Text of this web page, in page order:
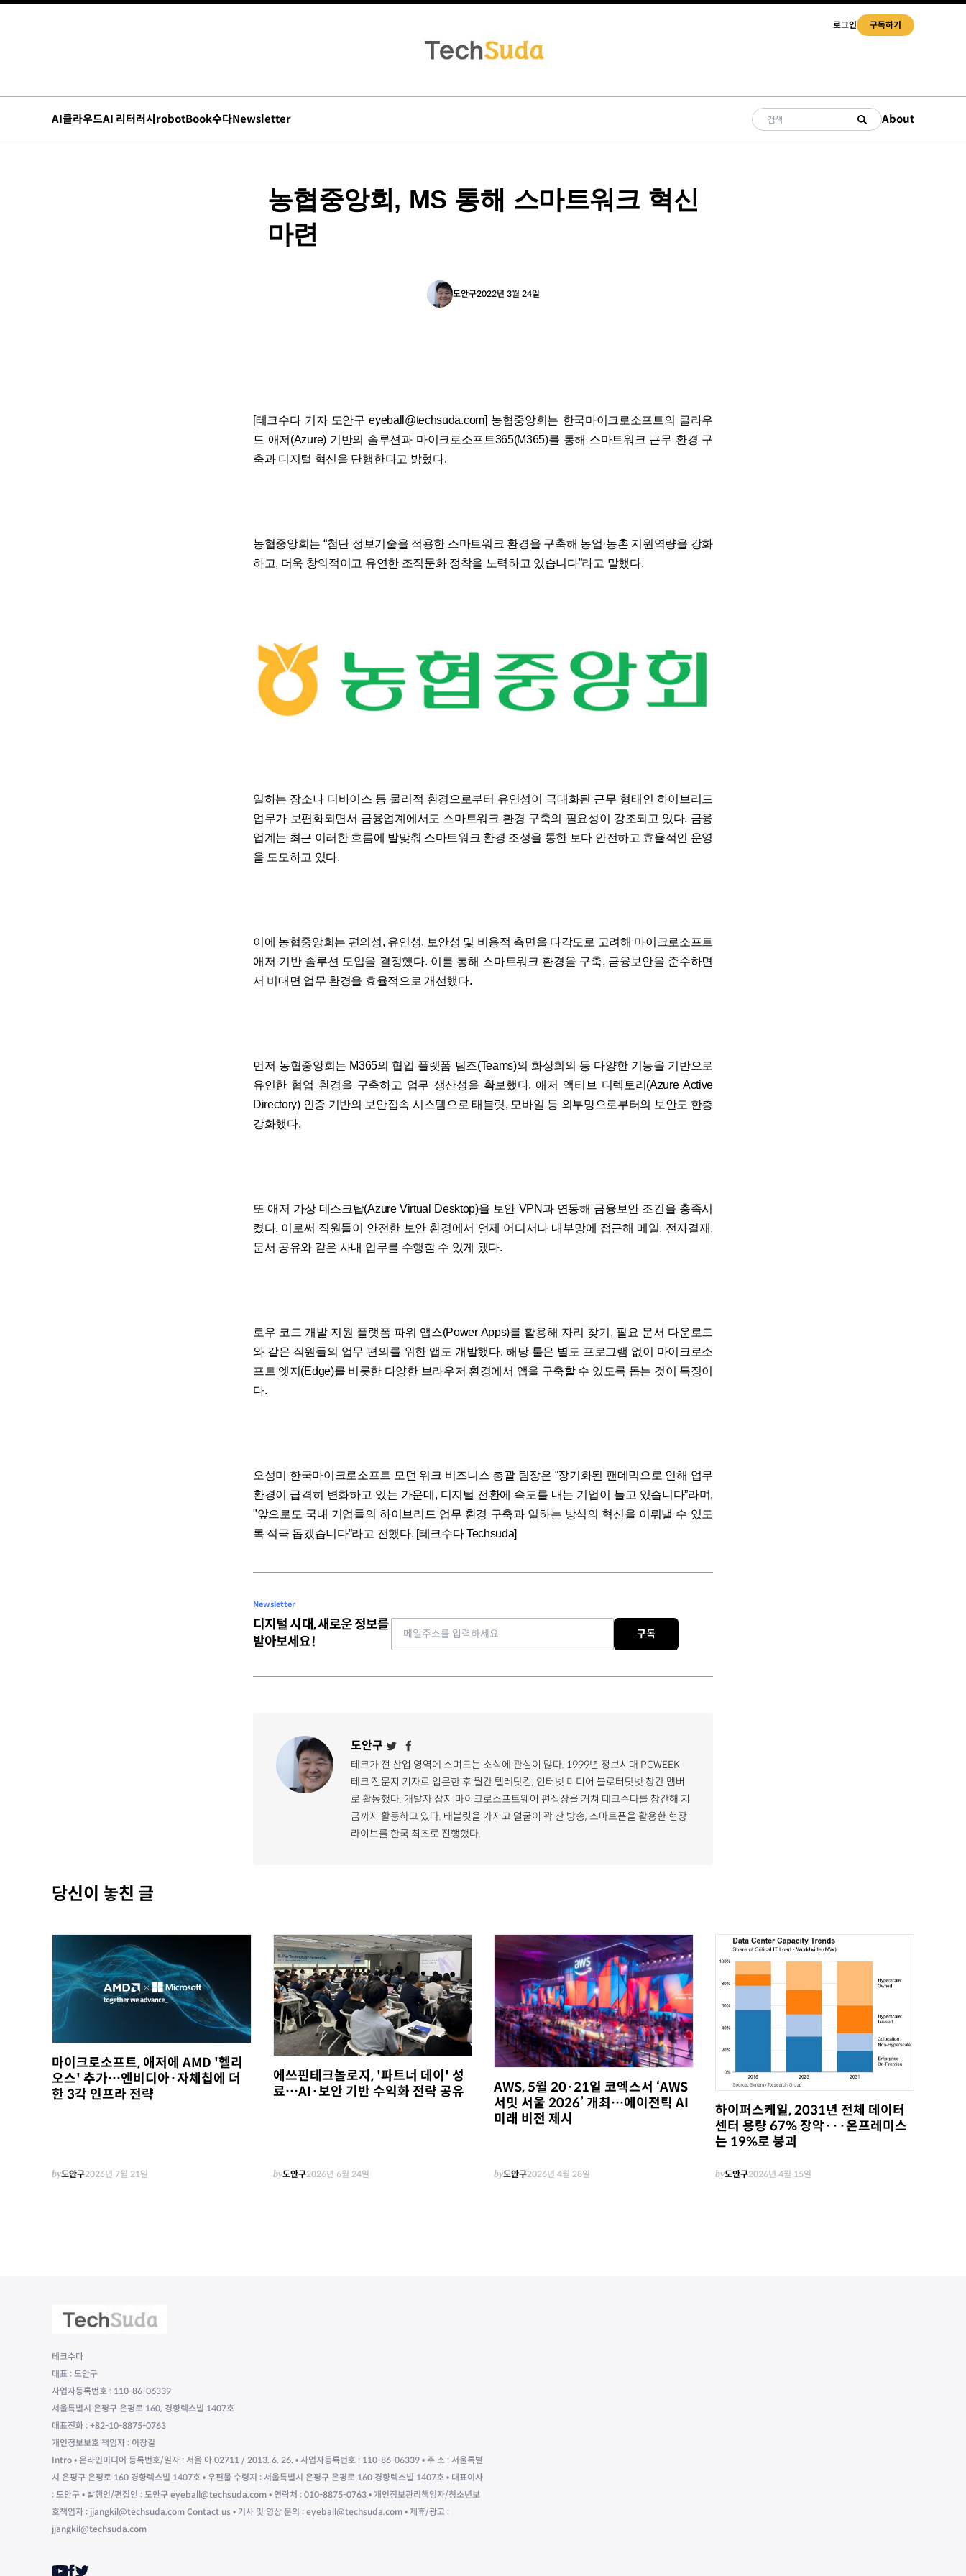
로그인 구독하기
AI클라우드AI 리터러시robotBook수다Newsletter About
농협중앙회, MS 통해 스마트워크 혁신
마련
도안구2022년 3월 24일
[테크수다 기자 도안구 eyeball@techsuda.com] 농협중앙회는 한국마이크로소프트의 클라우
드 애저(Azure) 기반의 솔루션과 마이크로소프트365(M365)를 통해 스마트워크 근무 환경 구
축과 디지털 혁신을 단행한다고 밝혔다.
농협중앙회는 “첨단 정보기술을 적용한 스마트워크 환경을 구축해 농업·농촌 지원역량을 강화
하고, 더욱 창의적이고 유연한 조직문화 정착을 노력하고 있습니다”라고 말했다.
일하는 장소나 디바이스 등 물리적 환경으로부터 유연성이 극대화된 근무 형태인 하이브리드
업무가 보편화되면서 금융업계에서도 스마트워크 환경 구축의 필요성이 강조되고 있다. 금융
업계는 최근 이러한 흐름에 발맞춰 스마트워크 환경 조성을 통한 보다 안전하고 효율적인 운영
을 도모하고 있다.
이에 농협중앙회는 편의성, 유연성, 보안성 및 비용적 측면을 다각도로 고려해 마이크로소프트
애저 기반 솔루션 도입을 결정했다. 이를 통해 스마트워크 환경을 구축, 금융보안을 준수하면
서 비대면 업무 환경을 효율적으로 개선했다.
먼저 농협중앙회는 M365의 협업 플랫폼 팀즈(Teams)의 화상회의 등 다양한 기능을 기반으로
유연한 협업 환경을 구축하고 업무 생산성을 확보했다. 애저 액티브 디렉토리(Azure Active
Directory) 인증 기반의 보안접속 시스템으로 태블릿, 모바일 등 외부망으로부터의 보안도 한층
강화했다.
또 애저 가상 데스크탑(Azure Virtual Desktop)을 보안 VPN과 연동해 금융보안 조건을 충족시
켰다. 이로써 직원들이 안전한 보안 환경에서 언제 어디서나 내부망에 접근해 메일, 전자결재,
문서 공유와 같은 사내 업무를 수행할 수 있게 됐다.
로우 코드 개발 지원 플랫폼 파워 앱스(Power Apps)를 활용해 자리 찾기, 필요 문서 다운로드
와 같은 직원들의 업무 편의를 위한 앱도 개발했다. 해당 툴은 별도 프로그램 없이 마이크로소
프트 엣지(Edge)를 비롯한 다양한 브라우저 환경에서 앱을 구축할 수 있도록 돕는 것이 특징이
다.
오성미 한국마이크로소프트 모던 워크 비즈니스 총괄 팀장은 “장기화된 팬데믹으로 인해 업무
환경이 급격히 변화하고 있는 가운데, 디지털 전환에 속도를 내는 기업이 늘고 있습니다”라며,
"앞으로도 국내 기업들의 하이브리드 업무 환경 구축과 일하는 방식의 혁신을 이뤄낼 수 있도
록 적극 돕겠습니다”라고 전했다. [테크수다 Techsuda]
Newsletter
디지털 시대, 새로운 정보를
받아보세요!
Email address
구독
도안구
테크가 전 산업 영역에 스며드는 소식에 관심이 많다. 1999년 정보시대 PCWEEK
테크 전문지 기자로 입문한 후 월간 텔레닷컴, 인터넷 미디어 블로터닷넷 창간 멤버
로 활동했다. 개발자 잡지 마이크로소프트웨어 편집장을 거쳐 테크수다를 창간해 지
금까지 활동하고 있다. 태블릿을 가지고 얼굴이 꽉 찬 방송, 스마트폰을 활용한 현장
라이브를 한국 최초로 진행했다.
당신이 놓친 글
마이크로소프트, 애저에 AMD '헬리
오스' 추가…엔비디아·자체칩에 더
한 3각 인프라 전략
by도안구2026년 7월 21일
에쓰핀테크놀로지, '파트너 데이' 성
료…AI·보안 기반 수익화 전략 공유
by도안구2026년 6월 24일
AWS, 5월 20·21일 코엑스서 ‘AWS
서밋 서울 2026’ 개최…에이전틱 AI
미래 비전 제시
by도안구2026년 4월 28일
하이퍼스케일, 2031년 전체 데이터
센터 용량 67% 장악···온프레미스
는 19%로 붕괴
by도안구2026년 4월 15일
테크수다
대표 : 도안구
사업자등록번호 : 110-86-06339
서울특별시 은평구 은평로 160, 경향렉스빌 1407호
대표전화 : +82-10-8875-0763
개인정보보호 책임자 : 이창길
Intro • 온라인미디어 등록번호/일자 : 서울 아 02711 / 2013. 6. 26. • 사업자등록번호 : 110-86-06339 • 주 소 : 서울특별
시 은평구 은평로 160 경향렉스빌 1407호 • 우편물 수령지 : 서울특별시 은평구 은평로 160 경향렉스빌 1407호 • 대표이사
: 도안구 • 발행인/편집인 : 도안구 eyeball@techsuda.com • 연락처 : 010-8875-0763 • 개인정보관리책임자/청소년보
호책임자 : jjangkil@techsuda.com Contact us • 기사 및 영상 문의 : eyeball@techsuda.com • 제휴/광고 :
jjangkil@techsuda.com